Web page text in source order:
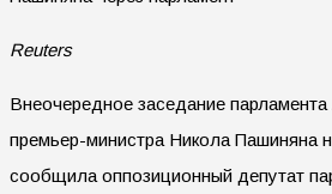
Reuters
Внеочередное заседание
премьер-министра Никола Пашиняна
сообщила оппозиционный депутат